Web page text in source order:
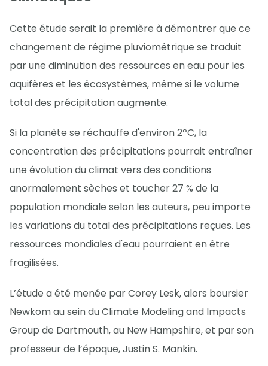
Cette étude serait la première à démontrer que ce
changement de régime pluviométrique se traduit
par une diminution des ressources en eau pour les
aquifères et les écosystèmes, même si le volume
total des précipitation augmente.
Si la planète se réchauffe d'environ 2ºC, la
concentration des précipitations pourrait entraîner
une évolution du climat vers des conditions
anormalement sèches et toucher 27 % de la
population mondiale selon les auteurs, peu importe
les variations du total des précipitations reçues. Les
ressources mondiales d'eau pourraient en être
fragilisées.
L’étude a été menée par Corey Lesk, alors boursier
Newkom au sein du Climate Modeling and Impacts
Group de Dartmouth, au New Hampshire, et par son
professeur de l’époque, Justin S. Mankin.